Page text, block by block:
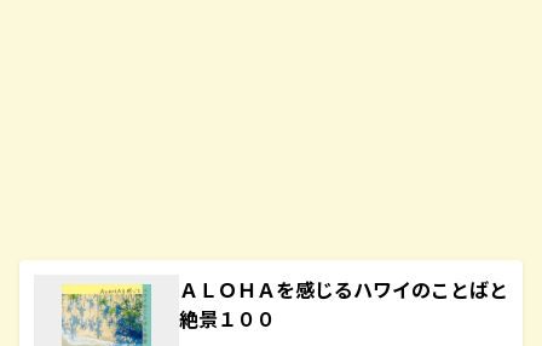
ＡＬＯＨＡを感じるハワイのことばと
絶景１００